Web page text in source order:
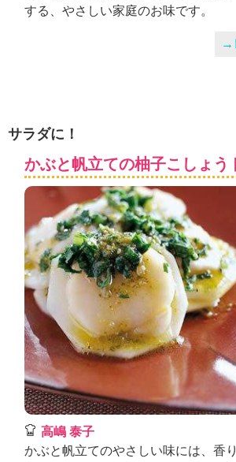
する、やさしい家庭のお味です。
→
サラダに！
かぶと帆立ての柚子こしょう
高嶋 泰子
かぶと帆立てのやさしい味には、香